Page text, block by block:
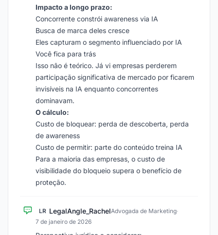
Impacto a longo prazo:
Concorrente constrói awareness via IA
Busca de marca deles cresce
Eles capturam o segmento influenciado por IA
Você fica para trás
Isso não é teórico. Já vi empresas perderem
participação significativa de mercado por ficarem
invisíveis na IA enquanto concorrentes
dominavam.
O cálculo:
Custo de bloquear: perda de descoberta, perda
de awareness
Custo de permitir: parte do conteúdo treina IA
Para a maioria das empresas, o custo de
visibilidade do bloqueio supera o benefício de
proteção.
LR LegalAngle_RachelAdvogada de Marketing·
7 de janeiro de 2026